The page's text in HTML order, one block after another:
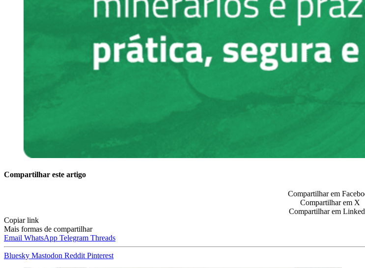
Compartilhar este artigo
Compartilhar em
Compartilhar em X
Compartilhar em
Copiar link
Mais formas de compartilhar
Email WhatsApp Telegram Threads
Bluesky Mastodon Reddit Pinterest